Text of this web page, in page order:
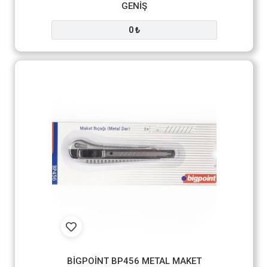
GENİŞ
0 ₺
BİGPOİNT BP456 METAL MAKET